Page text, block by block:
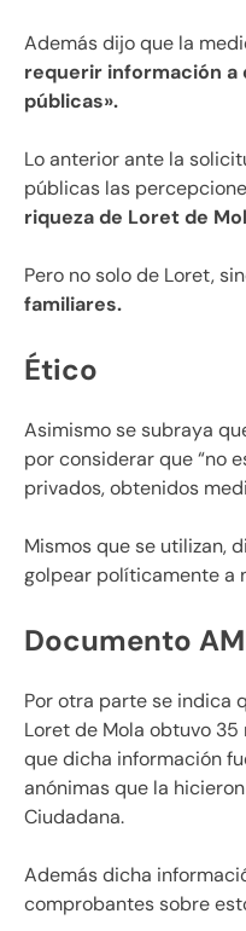
Además dijo que la
requerir información
públicas».
Lo anterior ante la
públicas las
riqueza de Loret de
Pero no solo de Loret,
familiares.
Ético
Asimismo se subraya
por considerar que “no
privados, obtenidos
Mismos que se utilizan,
golpear políticamente a
Documento
Por otra parte se indica
Loret de Mola obtuvo 35
que dicha información
anónimas que la
Ciudadana.
Además dicha
comprobantes sobre